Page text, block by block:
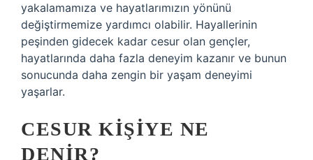
yakalamamıza ve hayatlarımızın yönünü
değiştirmemize yardımcı olabilir. Hayallerinin
peşinden gidecek kadar cesur olan gençler,
hayatlarında daha fazla deneyim kazanır ve bunun
sonucunda daha zengin bir yaşam deneyimi
yaşarlar.
CESUR KIŞIYE NE
DENIR?